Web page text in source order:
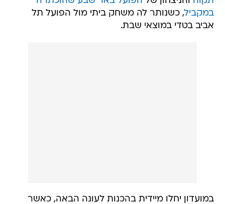
במקביל, כשנותר לה משחק ביתי מול הפועל תל
אביב בטדי במוצאי שבת.
במועדון יחלו מיידית בהכנות לעונה הבאה, כאשר